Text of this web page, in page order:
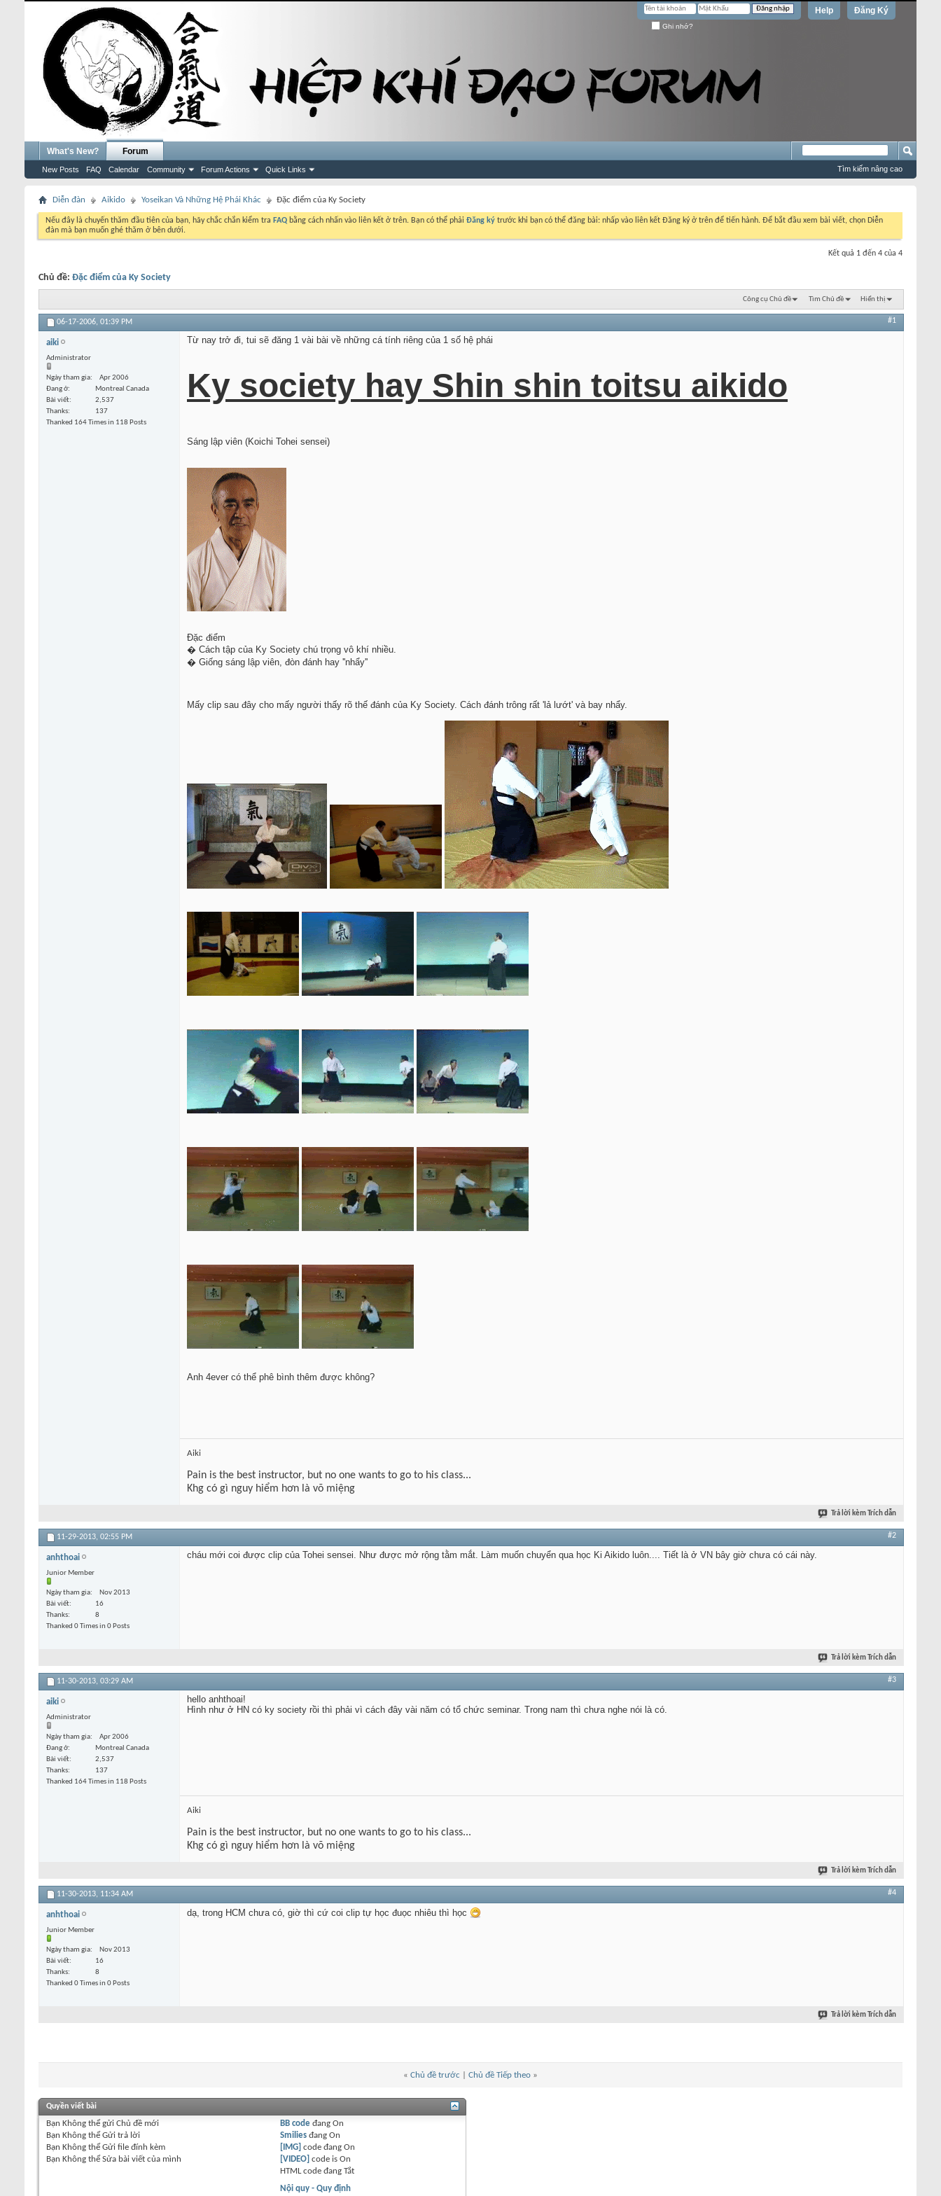
Đăng Ký
Help
Ghi nhớ?
What's New? Forum
New Posts FAQ Calendar Community Forum Actions Quick Links Tìm kiếm nâng cao
Diễn đàn Aikido Yoseikan Và Những Hệ Phái Khác Đặc điểm của Ky Society
Nếu đây là chuyến thăm đầu tiên của bạn, hãy chắc chắn kiểm tra FAQ bằng cách nhấn vào liên kết ở trên. Bạn có thể phải Đăng ký trước khi bạn có thể đăng bài: nhấp vào liên kết Đăng ký ở trên để tiến hành. Để bắt đầu xem bài viết, chọn Diễn
đàn mà bạn muốn ghé thăm ở bên dưới.
Kết quả 1 đến 4 của 4
Chủ đề: Đặc điểm của Ky Society
Công cụ Chủ đề Tìm Chủ đề Hiển thị
06-17-2006, 01:39 PM #1
aiki
Administrator
Ngày tham gia
Apr 2006
Đang ở
Montreal Canada
Bài viết
2,537
Thanks
137
Thanked 164 Times in 118 Posts
Từ nay trở đi, tui sẽ đăng 1 vài bài về những cá tính riêng của 1 số hệ phái
Ky society hay Shin shin toitsu aikido
Sáng lập viên (Koichi Tohei sensei)
Đặc điểm
� Cách tập của Ky Society chú trọng vô khí nhiều.
� Giống sáng lập viên, đòn đánh hay ''nhẩy''
Mấy clip sau đây cho mấy người thấy rõ thế đánh của Ky Society. Cách đánh trông rất 'lả lướt' và bay nhẩy.
Anh 4ever có thể phê bình thêm được không?
Aiki
Pain is the best instructor, but no one wants to go to his class...
Khg có gì nguy hiểm hơn là võ miệng
Trả lời kèm Trích dẫn
11-29-2013, 02:55 PM #2
anhthoai
Junior Member
Ngày tham gia
Nov 2013
Bài viết
16
Thanks
8
Thanked 0 Times in 0 Posts
cháu mới coi được clip của Tohei sensei. Như được mở rộng tằm mắt. Làm muốn chuyển qua học Ki Aikido luôn.... Tiết là ở VN bây giờ chưa có cái này.
Trả lời kèm Trích dẫn
11-30-2013, 03:29 AM #3
aiki
Administrator
Ngày tham gia
Apr 2006
Đang ở
Montreal Canada
Bài viết
2,537
Thanks
137
Thanked 164 Times in 118 Posts
hello anhthoai!
Hình như ở HN có ky society rồi thì phải vì cách đây vài năm có tổ chức seminar. Trong nam thì chưa nghe nói là có.
Aiki
Pain is the best instructor, but no one wants to go to his class...
Khg có gì nguy hiểm hơn là võ miệng
Trả lời kèm Trích dẫn
11-30-2013, 11:34 AM #4
anhthoai
Junior Member
Ngày tham gia
Nov 2013
Bài viết
16
Thanks
8
Thanked 0 Times in 0 Posts
dạ, trong HCM chưa có, giờ thì cứ coi clip tự học đuọc nhiêu thì học
Trả lời kèm Trích dẫn
« Chủ đề trước Chủ đề Tiếp theo »
Quyền viết bài
Bạn Không thể gửi Chủ đề mới
Bạn Không thể Gửi trả lời
Bạn Không thể Gửi file đính kèm
Bạn Không thể Sửa bài viết của mình
BB code đangOn
Smilies đangOn
[IMG] code đangOn
[VIDEO] code isOn
HTML code đangTắt
Nội quy - Quy định